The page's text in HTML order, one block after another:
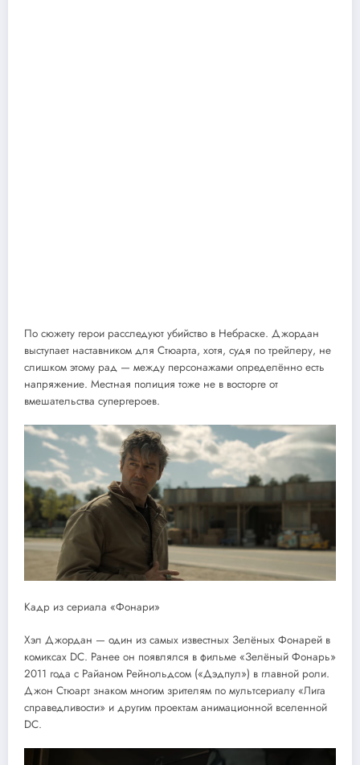
По сюжету герои расследуют убийство в Небраске. Джордан
выступает наставником для Стюарта, хотя, судя по трейлеру, не
слишком этому рад — между персонажами определённо есть
напряжение. Местная полиция тоже не в восторге от
вмешательства супергероев.
Кадр из сериала «Фонари»
Хэл Джордан — один из самых известных Зелёных Фонарей в
комиксах DC. Ранее он появлялся в фильме «Зелёный Фонарь»
2011 года с Райаном Рейнольдсом («Дэдпул») в главной роли.
Джон Стюарт знаком многим зрителям по мультсериалу «Лига
справедливости» и другим проектам анимационной вселенной
DC.